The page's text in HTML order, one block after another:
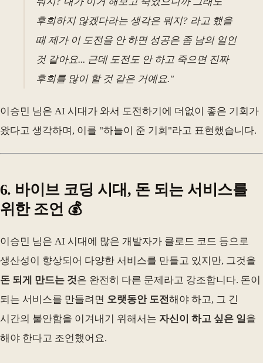
후회하지 않겠다라는 생각은 뭐지? 라고 했을
때 제가 이 도전을 안 하면 성공은 좀 남의 일인
것 같아요... 근데 도전도 안 하고 죽으면 진짜
후회를 많이 할 것 같은 거예요."
이승민 님은 AI 시대가 와서 도전하기에 더없이 좋은 기회가
왔다고 생각하며, 이를 "하늘이 준 기회"라고 표현했습니다.
6. 바이브 코딩 시대, 돈 되는 서비스를
위한 조언 💰
이승민 님은 AI 시대에 많은 개발자가 클로드 코드 등으로
생산성이 향상되어 다양한 서비스를 만들고 있지만, 그것을
돈 되게 만드는 것은 완전히 다른 문제라고 강조합니다. 돈이
되는 서비스를 만들려면 오랫동안 도전해야 하고, 그 긴
시간의 불안함을 이겨내기 위해서는 자신이 하고 싶은 일을
해야 한다고 조언했어요.